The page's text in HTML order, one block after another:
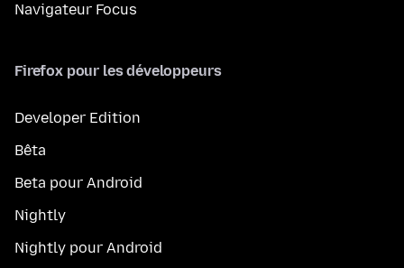
Navigateur Focus
Firefox pour les développeurs
Developer Edition
Bêta
Beta pour Android
Nightly
Nightly pour Android